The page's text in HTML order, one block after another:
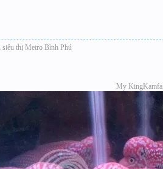
siêu thị Metro Bình Phú
My KingKamfa